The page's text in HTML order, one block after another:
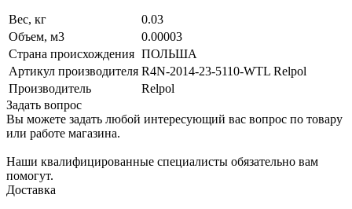
Вес, кг
0.03
Объем, м3
0.00003
Страна происхождения ПОЛЬША
Артикул производителя R4N-2014-23-5110-WTL Relpol
Производитель
Relpol
Задать вопрос
Вы можете задать любой интересующий вас вопрос по товару
или работе магазина.
Наши квалифицированные специалисты обязательно вам
помогут.
Доставка